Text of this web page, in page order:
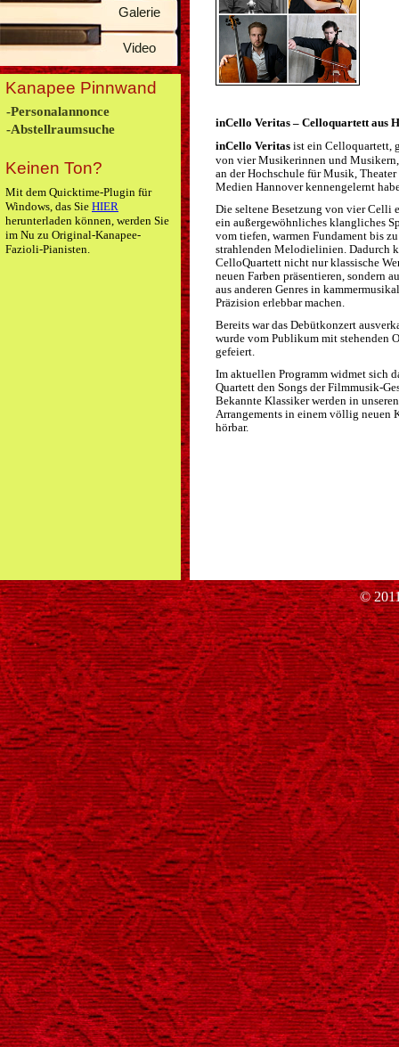
Galerie
Video
Kanapee Pinnwand
-Personalannonce
-Abstellraumsuche
Keinen Ton?
Mit dem Quicktime-Plugin für
Windows, das Sie HIER
herunterladen können, werden Sie
im Nu zu Original-Kanapee-
Fazioli-Pianisten.
inCello Veritas – Celloquartett aus
inCello Veritasist ein Celloquartett,
von vier Musikerinnen und
an der Hochschule für Musik, Theater
Medien Hannover kennengelernt
Die seltene Besetzung von vier Celli
ein außergewöhnliches klangliches
vom tiefen, warmen Fundament bis zu
strahlenden Melodielinien. Dadurch
CelloQuartett nicht nur klassische
neuen Farben präsentieren, sondern
aus anderen Genres in
Präzision erlebbar machen.
Bereits war das Debütkonzert
wurde vom Publikum mit stehenden
gefeiert.
Im aktuellen Programm widmet sich
Quartett den Songs der Filmmusik-
Bekannte Klassiker werden in
Arrangements in einem völlig neuen
hörbar.
©